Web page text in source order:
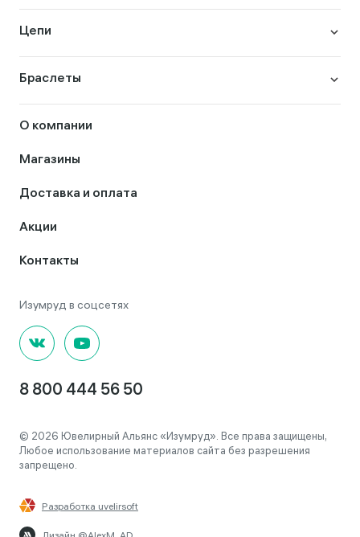
Цепи
Браслеты
О компании
Магазины
Доставка и оплата
Акции
Контакты
8 800 444 56 50
© 2026 Ювелирный Альянс «Изумруд». Все права защищены,
Любое использование материалов сайта без разрешения
запрещено.
Разработка uvelirsoft